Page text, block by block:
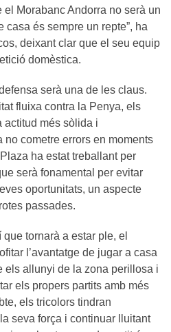
Morabanc Andorra no serà un
casa és sempre un repte”, ha
deixant clar que el seu equip
domèstica.
serà una de les claus.
fluixa contra la Penya, els
actitud més sòlida i
no cometre errors en moments
ha estat treballant per
serà fonamental per evitar
oportunitats, un aspecte
passades.
tornarà a estar ple, el
l’avantatge de jugar a casa
els allunyi de la zona perillosa i
els propers partits amb més
els tricolors tindran
seva força i continuar lluitant